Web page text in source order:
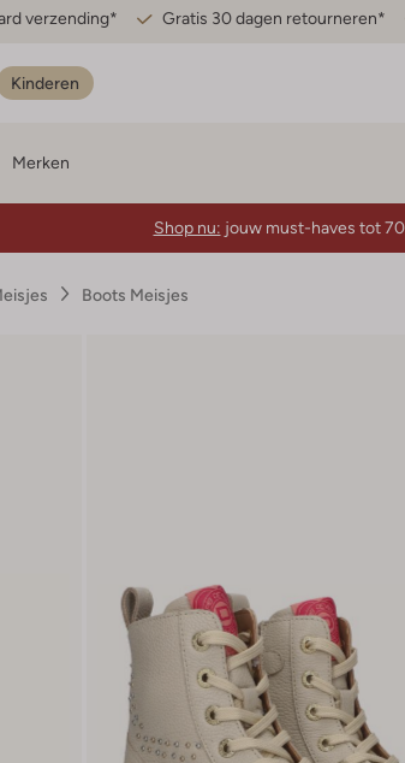
verzending* Gratis 30 dagen retourneren*
Kinderen
Merken
Shop nu: jouw must-haves tot
Boots Meisjes